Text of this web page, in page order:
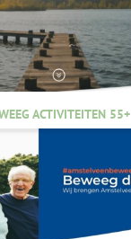
ACTIVITEITEN 55+